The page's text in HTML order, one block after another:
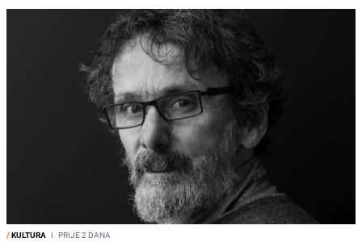
/KULTURA I PRIJE 2 DANA